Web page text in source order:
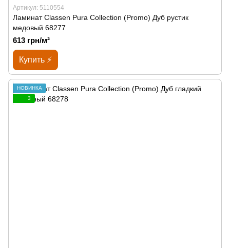
Артикул: 5110554
Ламинат Classen Pura Collection (Promo) Дуб рустик
медовый 68277
613 грн/м²
Купить ⚡
НОВИНКА
3